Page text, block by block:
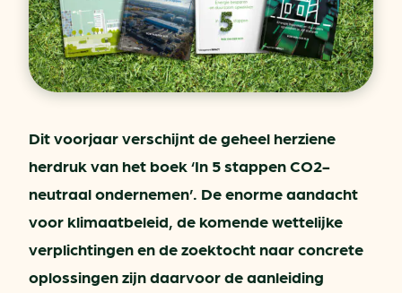
Dit voorjaar verschijnt de geheel herziene
herdruk van het boek ‘In 5 stappen CO2-
neutraal ondernemen’. De enorme aandacht
voor klimaatbeleid, de komende wettelijke
verplichtingen en de zoektocht naar concrete
oplossingen zijn daarvoor de aanleiding